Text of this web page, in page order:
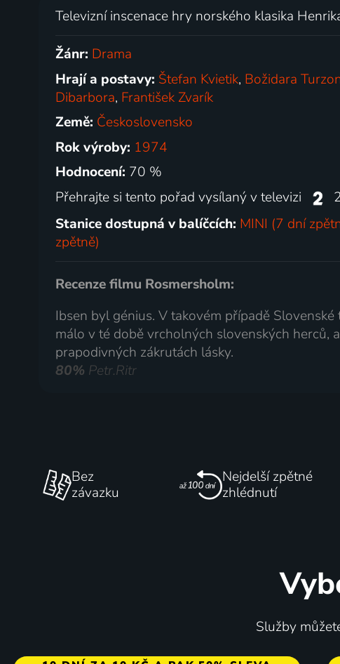
Televizní inscenace hry norského klasika
Žánr: Drama
Hrají a postavy: Štefan Kvietik, Božidara
Dibarbora, František Zvarík
Země: Československo
Rok výroby: 1974
Hodnocení: 70 %
Přehrajte si tento pořad vysílaný v televizi
Stanice dostupná v balíčcích: MINI (7 dní
zpětně)
Recenze filmu Rosmersholm:
Ibsen byl génius. V takovém případě
málo v té době vrcholných slovenských herců,
prapodivných zákrutách lásky.
80% Petr.Ritr
Bez
závazku
Nejdelší zpětné
zhlédnutí
Služby